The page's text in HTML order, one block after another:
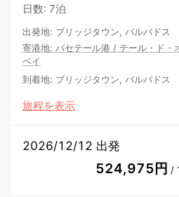
日数: 7泊
出発地: ブリッジタウン, バルバドス
寄港地: バセテール港 / テール・ド・
ベイ
到着地: ブリッジタウン, バルバドス
旅程を表示
2026/12/12 出発
524,975円 /